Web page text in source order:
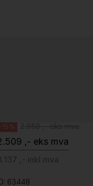
-15%
,- eks mva
63448